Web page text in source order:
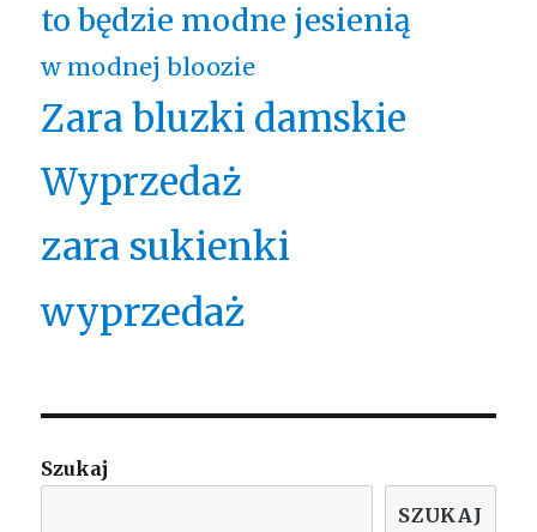
to będzie modne jesienią
w modnej bloozie
Zara bluzki damskie
Wyprzedaż
zara sukienki
wyprzedaż
Szukaj
SZUKAJ